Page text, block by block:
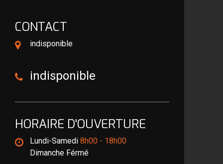
CONTACT
indisponible
indisponible
HORAIRE D'OUVERTURE
Lundi-Samedi 8h00 - 18h00
Dimanche Férmé